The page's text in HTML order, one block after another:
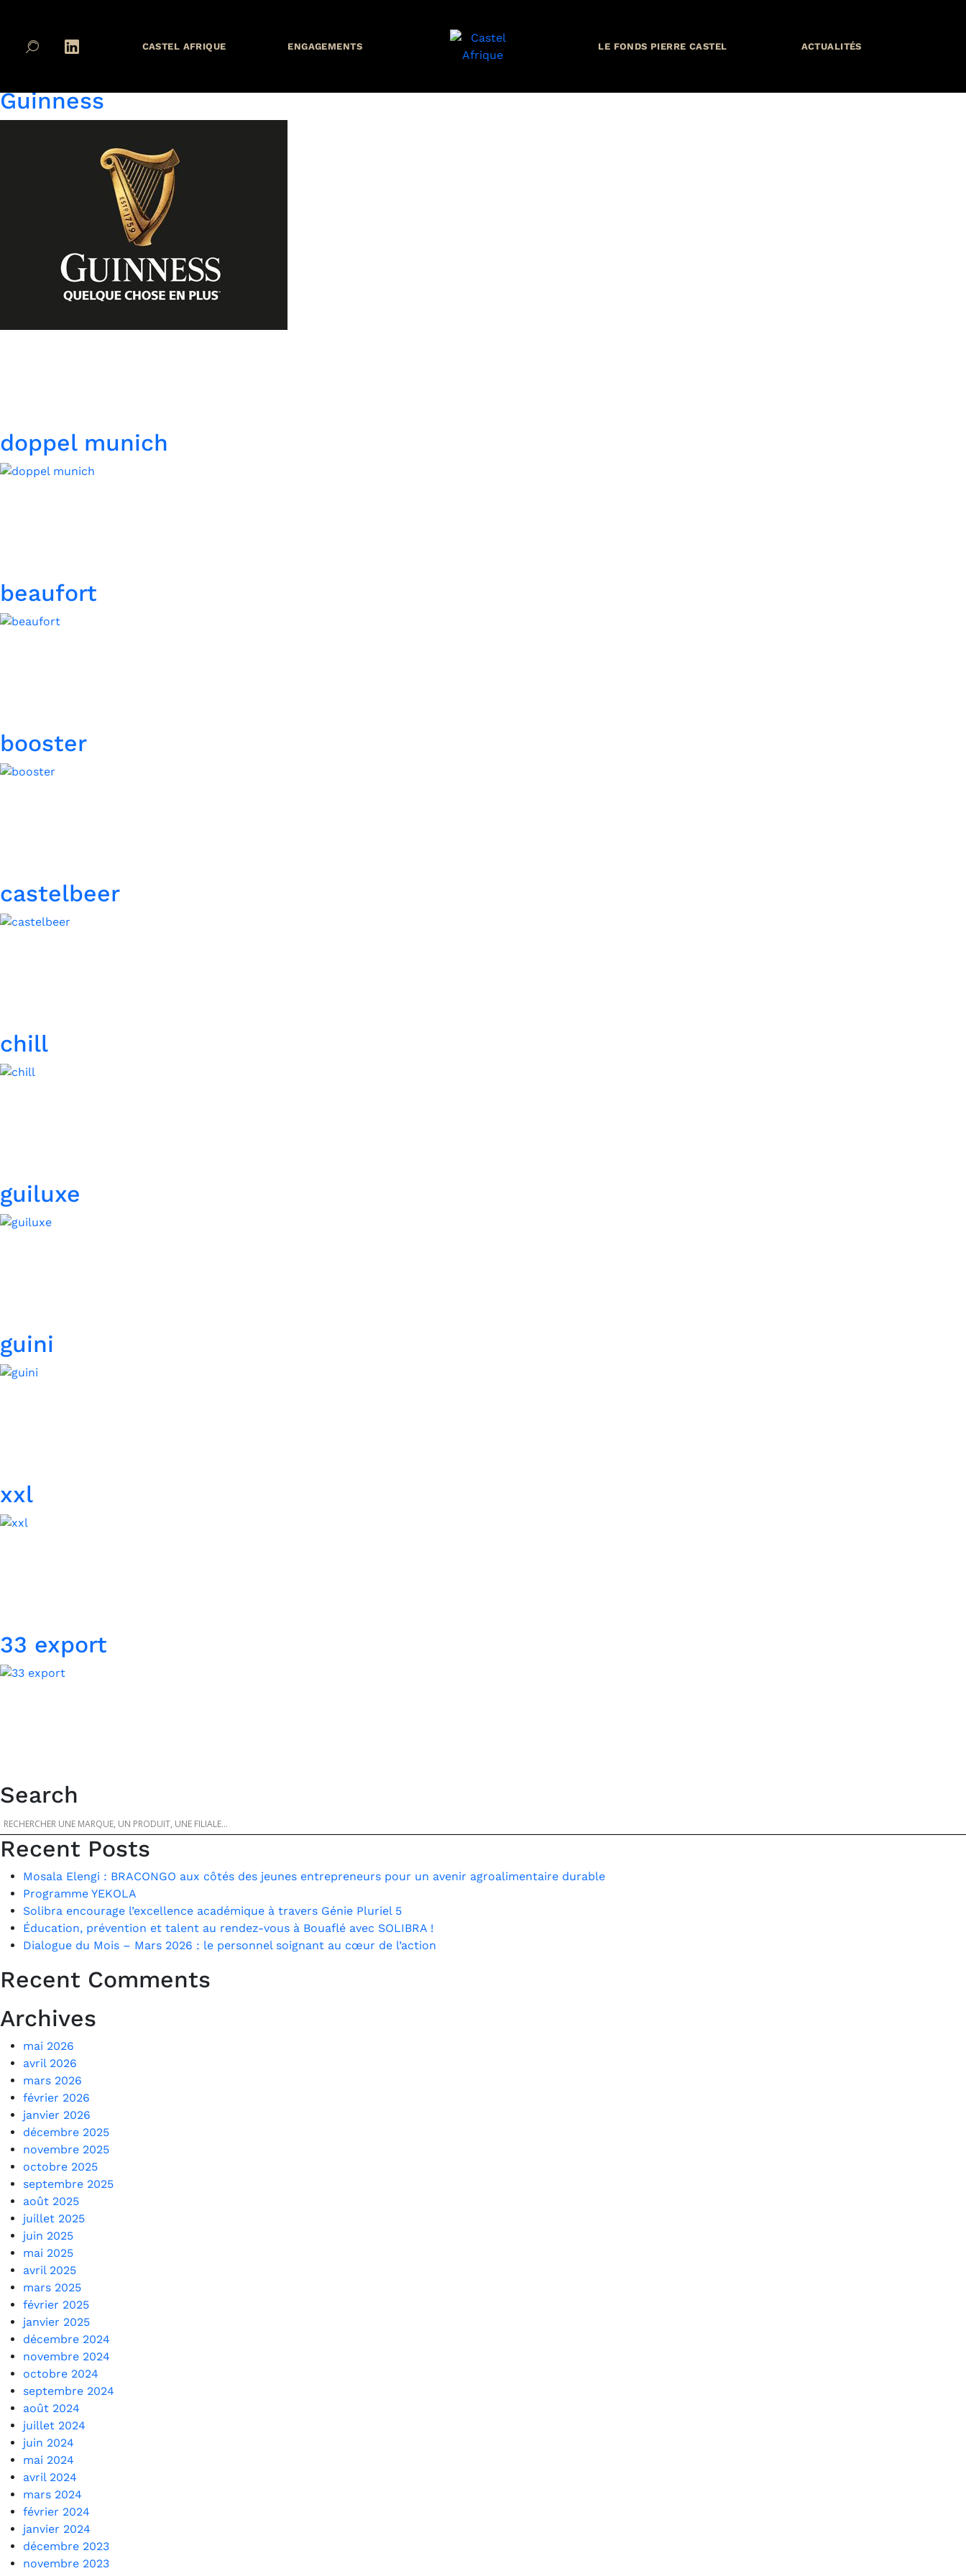
CASTEL AFRIQUE ENGAGEMENTS LE FONDS PIERRE CASTEL ACTUALITÉS
Guinness
doppel munich
beaufort
booster
castelbeer
chill
guiluxe
guini
xxl
33 export
Search
Recent Posts
Mosala Elengi : BRACONGO aux côtés des jeunes entrepreneurs pour un avenir agroalimentaire durable
Programme YEKOLA
Solibra encourage l’excellence académique à travers Génie Pluriel 5
Éducation, prévention et talent au rendez-vous à Bouaflé avec SOLIBRA !
Dialogue du Mois – Mars 2026 : le personnel soignant au cœur de l’action
Recent Comments
Archives
mai 2026
avril 2026
mars 2026
février 2026
janvier 2026
décembre 2025
novembre 2025
octobre 2025
septembre 2025
août 2025
juillet 2025
juin 2025
mai 2025
avril 2025
mars 2025
février 2025
janvier 2025
décembre 2024
novembre 2024
octobre 2024
septembre 2024
août 2024
juillet 2024
juin 2024
mai 2024
avril 2024
mars 2024
février 2024
janvier 2024
décembre 2023
novembre 2023